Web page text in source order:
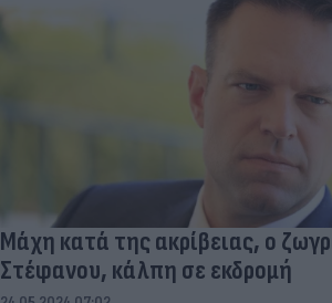
Μάχη κατά της ακρίβειας, ο
Στέφανου, κάλπη σε εκδρομή